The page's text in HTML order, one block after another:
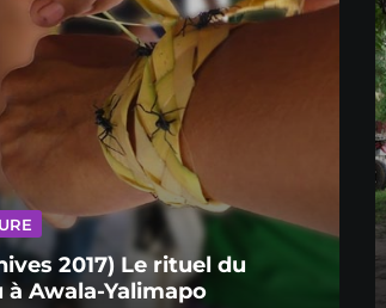
2017) Le rituel du
à Awala-Yalimapo